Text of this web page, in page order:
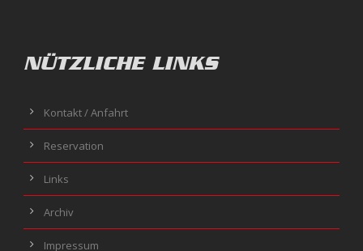
NÜTZLICHE LINKS
Kontakt / Anfahrt
Reservation
Links
Archiv
Impressum